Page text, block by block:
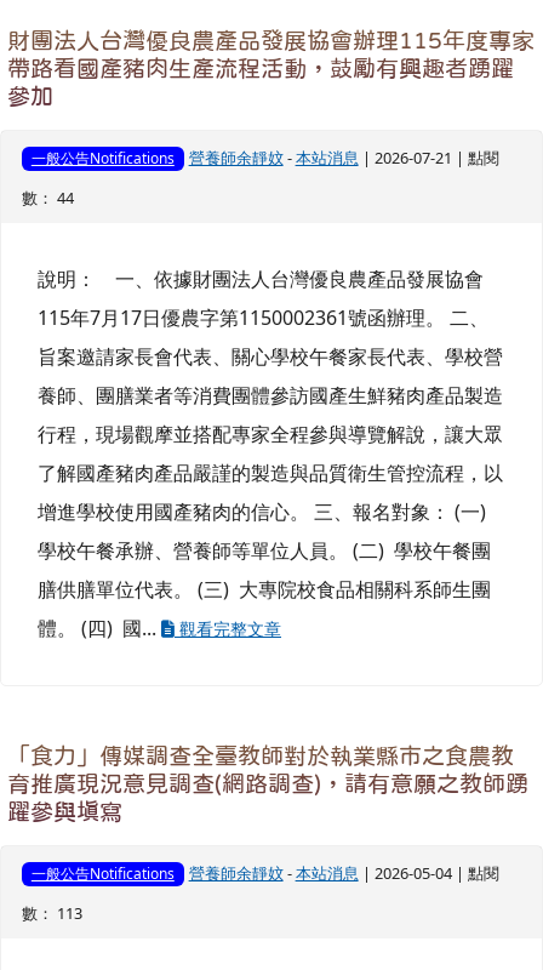
財團法人台灣優良農產品發展協會辦理115年度專家
帶路看國產豬肉生產流程活動，鼓勵有興趣者踴躍
參加
一般公告Notifications 營養師余靜妏-本站消息 | 2026-07-21 | 點閱
數： 44
說明： 一、依據財團法人台灣優良農產品發展協會
115年7月17日優農字第1150002361號函辦理。 二、
旨案邀請家長會代表、關心學校午餐家長代表、學校營
養師、團膳業者等消費團體參訪國產生鮮豬肉產品製造
行程，現場觀摩並搭配專家全程參與導覽解說，讓大眾
了解國產豬肉產品嚴謹的製造與品質衛生管控流程，以
增進學校使用國產豬肉的信心。 三、報名對象： (一)
學校午餐承辦、營養師等單位人員。 (二) 學校午餐團
膳供膳單位代表。 (三) 大專院校食品相關科系師生團
體。 (四) 國...
觀看完整文章
「食力」傳媒調查全臺教師對於執業縣市之食農教
育推廣現況意見調查(網路調查)，請有意願之教師踴
躍參與填寫
一般公告Notifications 營養師余靜妏-本站消息 | 2026-05-04 | 點閱
數： 113